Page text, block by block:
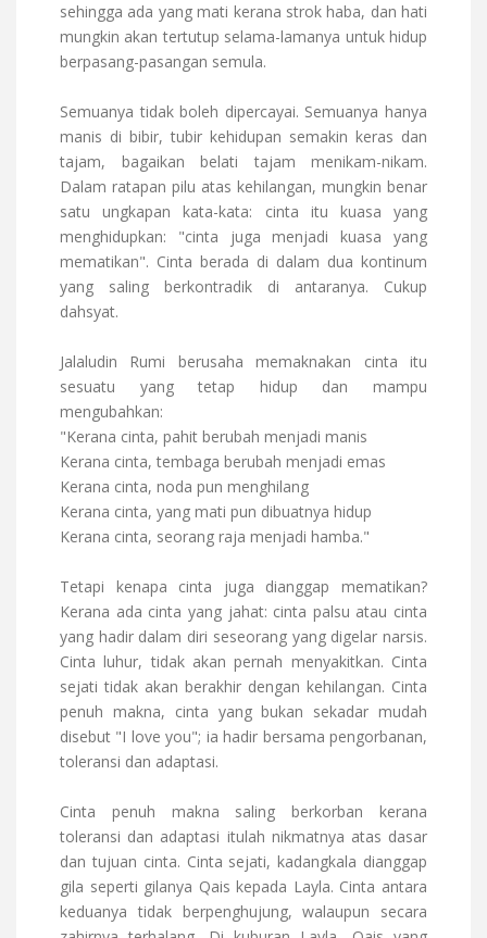
sehingga ada yang mati kerana strok haba, dan hati
mungkin akan tertutup selama-lamanya untuk hidup
berpasang-pasangan semula.
Semuanya tidak boleh dipercayai. Semuanya hanya
manis di bibir, tubir kehidupan semakin keras dan
tajam, bagaikan belati tajam menikam-nikam.
Dalam ratapan pilu atas kehilangan, mungkin benar
satu ungkapan kata-kata: cinta itu kuasa yang
menghidupkan: "cinta juga menjadi kuasa yang
mematikan". Cinta berada di dalam dua kontinum
yang saling berkontradik di antaranya. Cukup
dahsyat.
Jalaludin Rumi berusaha memaknakan cinta itu
sesuatu yang tetap hidup dan mampu
mengubahkan:
"Kerana cinta, pahit berubah menjadi manis
Kerana cinta, tembaga berubah menjadi emas
Kerana cinta, noda pun menghilang
Kerana cinta, yang mati pun dibuatnya hidup
Kerana cinta, seorang raja menjadi hamba."
Tetapi kenapa cinta juga dianggap mematikan?
Kerana ada cinta yang jahat: cinta palsu atau cinta
yang hadir dalam diri seseorang yang digelar narsis.
Cinta luhur, tidak akan pernah menyakitkan. Cinta
sejati tidak akan berakhir dengan kehilangan. Cinta
penuh makna, cinta yang bukan sekadar mudah
disebut "I love you"; ia hadir bersama pengorbanan,
toleransi dan adaptasi.
Cinta penuh makna saling berkorban kerana
toleransi dan adaptasi itulah nikmatnya atas dasar
dan tujuan cinta. Cinta sejati, kadangkala dianggap
gila seperti gilanya Qais kepada Layla. Cinta antara
keduanya tidak berpenghujung, walaupun secara